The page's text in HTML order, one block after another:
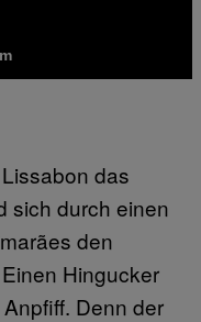
das
sich durch einen
den
Hingucker
Denn der